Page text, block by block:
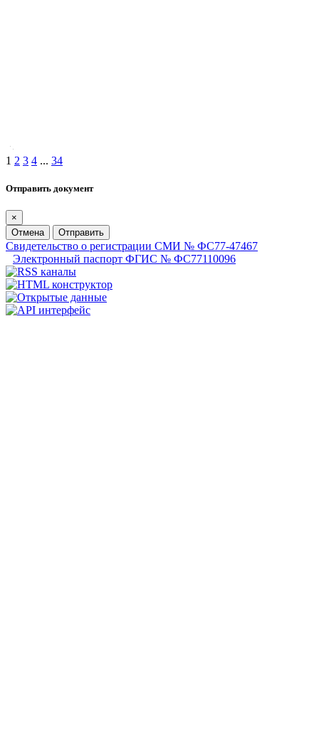
1 2 3 4 ... 34
Отправить документ
×
Отмена
Отправить
Свидетельство о регистрации СМИ № ФС77-47467
Электронный паспорт ФГИС № ФС77110096